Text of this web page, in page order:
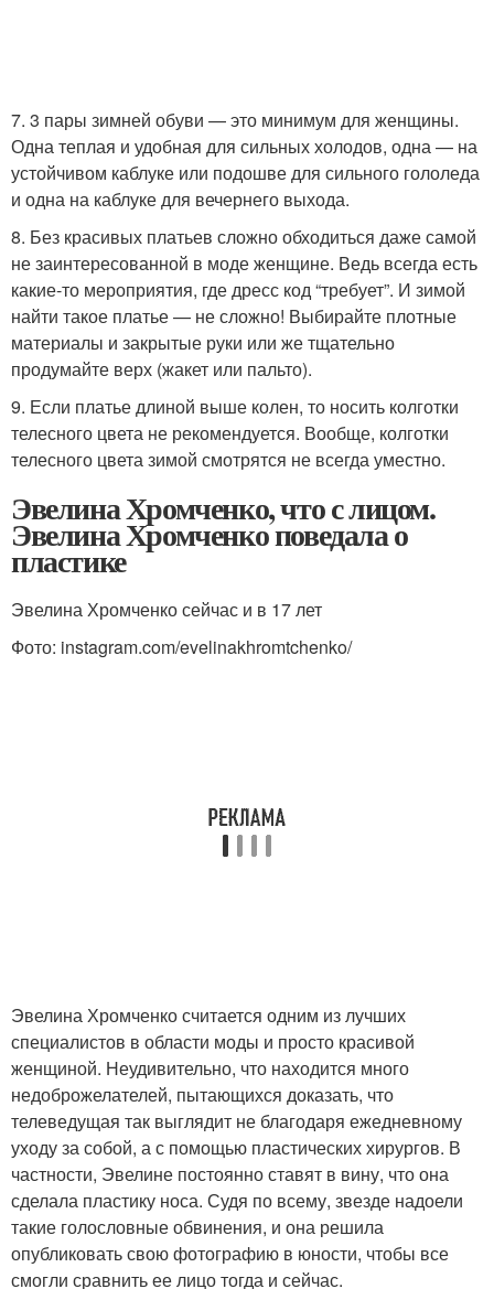
7. 3 пары зимней обуви — это минимум для женщины.
Одна теплая и удобная для сильных холодов, одна — на
устойчивом каблуке или подошве для сильного гололеда
и одна на каблуке для вечернего выхода.
8. Без красивых платьев сложно обходиться даже самой
не заинтересованной в моде женщине. Ведь всегда есть
какие-то мероприятия, где дресс код “требует”. И зимой
найти такое платье — не сложно! Выбирайте плотные
материалы и закрытые руки или же тщательно
продумайте верх (жакет или пальто).
9. Если платье длиной выше колен, то носить колготки
телесного цвета не рекомендуется. Вообще, колготки
телесного цвета зимой смотрятся не всегда уместно.
Эвелина Хромченко, что с лицом.
Эвелина Хромченко поведала о
пластике
Эвелина Хромченко сейчас и в 17 лет
Фото: instagram.com/evelinakhromtchenko/
Эвелина Хромченко считается одним из лучших
специалистов в области моды и просто красивой
женщиной. Неудивительно, что находится много
недоброжелателей, пытающихся доказать, что
телеведущая так выглядит не благодаря ежедневному
уходу за собой, а с помощью пластических хирургов. В
частности, Эвелине постоянно ставят в вину, что она
сделала пластику носа. Судя по всему, звезде надоели
такие голословные обвинения, и она решила
опубликовать свою фотографию в юности, чтобы все
смогли сравнить ее лицо тогда и сейчас.